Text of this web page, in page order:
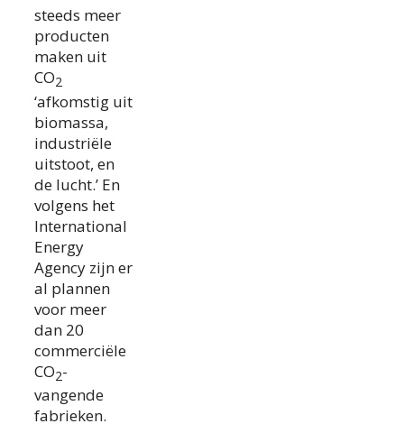
steeds meer
producten
maken uit
CO2
‘afkomstig uit
biomassa,
industriële
uitstoot, en
de lucht.’ En
volgens het
International
Energy
Agency zijn er
al plannen
voor meer
dan 20
commerciële
CO2-
vangende
fabrieken.